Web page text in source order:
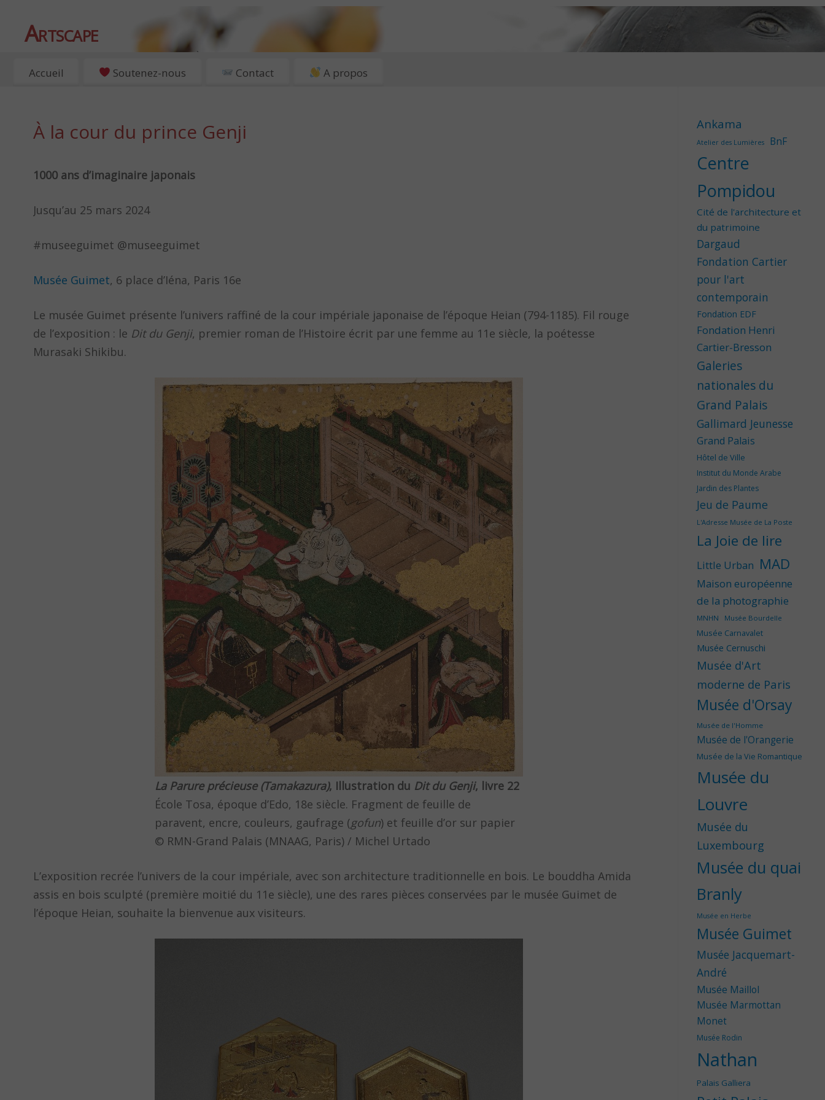
Artscape
EXPOSITIONS, ART ET CULTURE À PARIS
Accueil Soutenez-nous Contact A propos
À la cour du prince Genji
1000 ans d’imaginaire japonais
Jusqu’au 25 mars 2024
#museeguimet @museeguimet
Musée Guimet, 6 place d’Iéna, Paris 16e
Le musée Guimet présente l’univers raffiné de la cour impériale japonaise de l’époque Heian (794-1185). Fil rouge
de l’exposition : le Dit du Genji, premier roman de l’Histoire écrit par une femme au 11e siècle, la poétesse
Murasaki Shikibu.
La Parure précieuse (Tamakazura), Illustration du Dit du Genji, livre 22
École Tosa, époque d’Edo, 18e siècle. Fragment de feuille de
paravent, encre, couleurs, gaufrage (gofun) et feuille d’or sur papier
© RMN-Grand Palais (MNAAG, Paris) / Michel Urtado
L’exposition recrée l’univers de la cour impériale, avec son architecture traditionnelle en bois. Le bouddha Amida
assis en bois sculpté (première moitié du 11e siècle), une des rares pièces conservées par le musée Guimet de
l’époque Heian, souhaite la bienvenue aux visiteurs.
Ankama
Atelier des Lumières BnF
Centre
Pompidou
Cité de l'architecture et
du patrimoine
Dargaud
Fondation Cartier
pour l'art
contemporain
Fondation EDF
Fondation Henri
Cartier-Bresson
Galeries
nationales du
Grand Palais
Gallimard Jeunesse
Grand Palais
Hôtel de Ville
Institut du Monde Arabe
Jardin des Plantes
Jeu de Paume
L'Adresse Musée de La Poste
La Joie de lire
Little Urban MAD
Maison européenne
de la photographie
MNHN Musée Bourdelle
Musée Carnavalet
Musée Cernuschi
Musée d'Art
moderne de Paris
Musée d'Orsay
Musée de l'Homme
Musée de l'Orangerie
Musée de la Vie Romantique
Musée du
Louvre
Musée du
Luxembourg
Musée du quai
Branly
Musée en Herbe
Musée Guimet
Musée Jacquemart-
André
Musée Maillol
Musée Marmottan
Monet
Musée Rodin
Nathan
Palais Galliera